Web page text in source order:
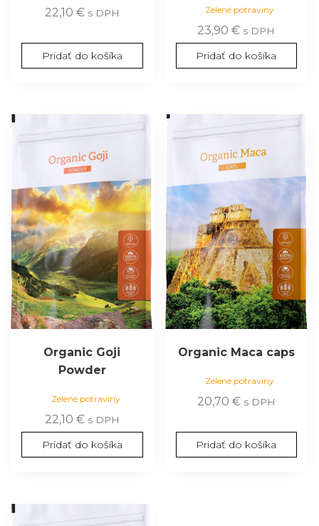
22,10 € s DPH
Pridať do košíka
Zelené potraviny
23,90€ s DPH
Pridať do košíka
Organic Goji
Powder
Zelené potraviny
22,10 € s DPH
Pridať do košíka
Organic Maca caps
Zelené potraviny
20,70 € s DPH
Pridať do košíka